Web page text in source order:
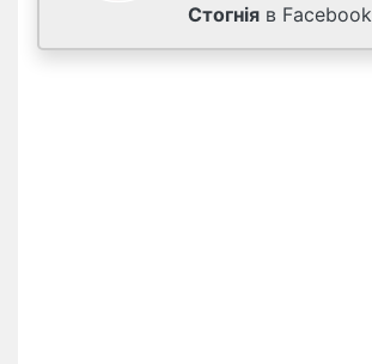
Стогнія в Facebook